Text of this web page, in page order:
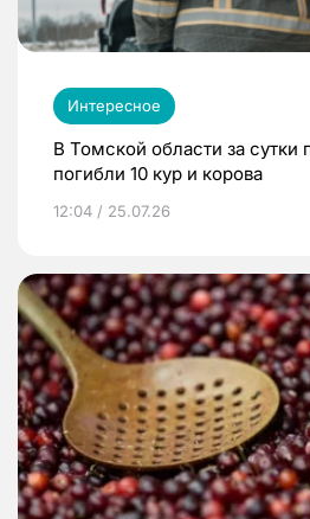
Интересное
В Томской области за сутки
погибли 10 кур и корова
12:04 / 25.07.26